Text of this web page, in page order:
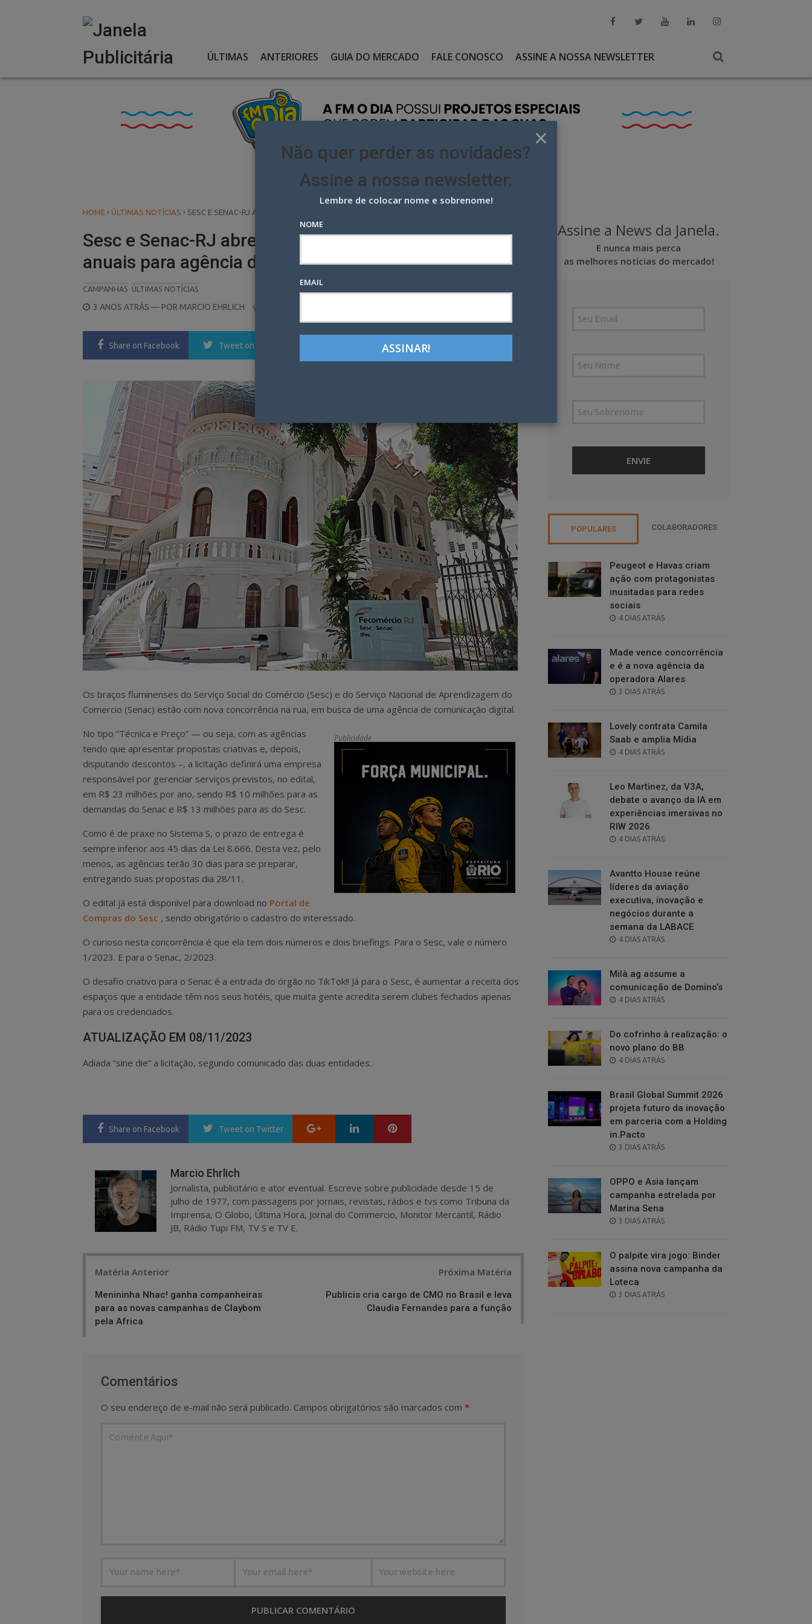
ÚLTIMAS ANTERIORES GUIA DO MERCADO FALE CONOSCO ASSINE A NOSSA NEWSLETTER
HOME › ÚLTIMAS NOTÍCIAS › SESC E SENAC-RJ ABREM LICITAÇÃO DE R$ 23 MILHÕES ANUAIS PARA AGÊNCIA DIGITAL
Sesc e Senac-RJ abrem licitação de R$ 23 milhões
anuais para agência digital
CAMPANHAS ÚLTIMAS NOTÍCIAS
POSTED
3 ANOS ATRÁS — POR MARCIO EHRLICH
Share on Facebook Tweet on Twitter LinkedIn Pinterest
Os braços fluminenses do Serviço Social do Comércio (Sesc) e do Serviço Nacional de Aprendizagem do
Comercio (Senac) estão com nova concorrência na rua, em busca de uma agência de comunicação digital.
Publicidade
No tipo “Técnica e Preço” — ou seja, com as agências
tendo que apresentar propostas criativas e, depois,
disputando descontos –, a licitação definirá uma empresa
responsável por gerenciar serviços previstos, no edital,
em R$ 23 milhões por ano, sendo R$ 10 milhões para as
demandas do Senac e R$ 13 milhões para as do Sesc.
Como é de praxe no Sistema S, o prazo de entrega é
sempre inferior aos 45 dias da Lei 8.666. Desta vez, pelo
menos, as agências terão 30 dias para se preparar,
entregando suas propostas dia 28/11.
O edital já está disponível para download no Portal de
Compras do Sesc , sendo obrigatório o cadastro do interessado.
O curioso nesta concorrência é que ela tem dois números e dois briefings. Para o Sesc, vale o número
1/2023. E para o Senac, 2/2023.
O desafio criativo para o Senac é a entrada do órgão no TikTok!! Já para o Sesc, é aumentar a receita dos
espaços que a entidade têm nos seus hotéis, que muita gente acredita serem clubes fechados apenas
para os credenciados.
ATUALIZAÇÃO EM 08/11/2023
Adiada “sine die” a licitação, segundo comunicado das duas entidades.
Share on Facebook Tweet on Twitter Google+ LinkedIn
Marcio Ehrlich
Jornalista, publicitário e ator eventual. Escreve sobre publicidade desde 15 de
julho de 1977, com passagens por jornais, revistas, rádios e tvs como Tribuna da
Imprensa, O Globo, Última Hora, Jornal do Commercio, Monitor Mercantil, Rádio
JB, Rádio Tupi FM, TV S e TV E.
Matéria Anterior
Menininha Nhac! ganha companheiras
para as novas campanhas de Claybom
pela Africa
Próxima Matéria
Publicis cria cargo de CMO no Brasil e leva
Claudia Fernandes para a função
Comentários
O seu endereço de e-mail não será publicado. Campos obrigatórios são marcados com *
Assine a News da Janela.
E nunca mais perca
as melhores notícias do mercado!
POPULARES COLABORADORES
Peugeot e Havas criam
ação com protagonistas
inusitadas para redes
sociais
POSTED
4 DIAS ATRÁS
Made vence concorrência
e é a nova agência da
operadora Alares
POSTED
3 DIAS ATRÁS
Lovely contrata Camila
Saab e amplia Mídia
POSTED
4 DIAS ATRÁS
Leo Martinez, da V3A,
debate o avanço da IA em
experiências imersivas no
RIW 2026
POSTED
4 DIAS ATRÁS
Avantto House reúne
líderes da aviação
executiva, inovação e
negócios durante a
semana da LABACE
POSTED
4 DIAS ATRÁS
Milà.ag assume a
comunicação de Domino’s
POSTED
4 DIAS ATRÁS
Do cofrinho à realização: o
novo plano do BB
POSTED
4 DIAS ATRÁS
Brasil Global Summit 2026
projeta futuro da inovação
em parceria com a Holding
in.Pacto
POSTED
3 DIAS ATRÁS
OPPO e Asia lançam
campanha estrelada por
Marina Sena
POSTED
3 DIAS ATRÁS
O palpite vira jogo: Binder
assina nova campanha da
Loteca
POSTED
3 DIAS ATRÁS
×
Não quer perder as novidades?
Assine a nossa newsletter.
Lembre de colocar nome e sobrenome!
NOME
EMAIL